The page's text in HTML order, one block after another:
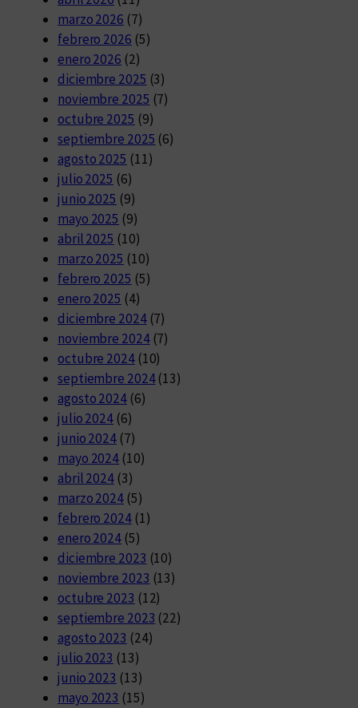
marzo 2026 (7)
febrero 2026 (5)
enero 2026 (2)
diciembre 2025 (3)
noviembre 2025 (7)
octubre 2025 (9)
septiembre 2025 (6)
agosto 2025 (11)
julio 2025 (6)
junio 2025 (9)
mayo 2025 (9)
abril 2025 (10)
marzo 2025 (10)
febrero 2025 (5)
enero 2025 (4)
diciembre 2024(7)
noviembre 2024(7)
octubre 2024(10)
septiembre 2024(13)
agosto 2024(6)
julio 2024 (6)
junio 2024 (7)
mayo 2024 (10)
abril 2024 (3)
marzo 2024 (5)
febrero 2024(1)
enero 2024 (5)
diciembre 2023 (10)
noviembre 2023 (13)
octubre 2023 (12)
septiembre 2023 (22)
agosto 2023 (24)
julio 2023 (13)
junio 2023 (13)
mayo 2023 (15)